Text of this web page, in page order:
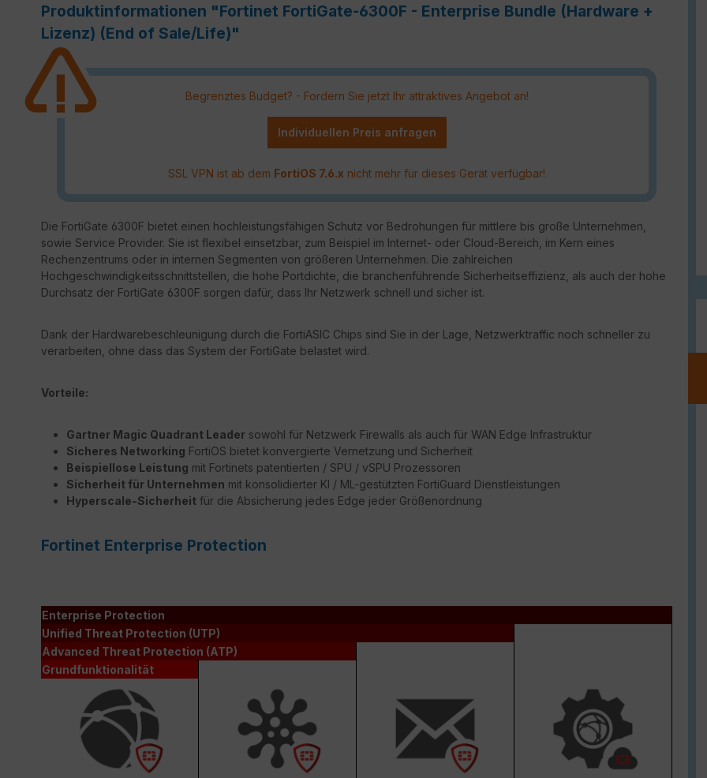
Produktinformationen "Fortinet FortiGate-6300F - Enterprise Bundle (Hardware +
Lizenz) (End of Sale/Life)"
Begrenztes Budget? - Fordern Sie jetzt Ihr attraktives Angebot an!
Individuellen Preis anfragen
SSL VPN ist ab dem FortiOS 7.6.x nicht mehr für dieses Gerät verfügbar!
Die FortiGate 6300F bietet einen hochleistungsfähigen Schutz vor Bedrohungen für mittlere bis große Unternehmen,
sowie Service Provider. Sie ist flexibel einsetzbar, zum Beispiel im Internet- oder Cloud-Bereich, im Kern eines
Rechenzentrums oder in internen Segmenten von größeren Unternehmen. Die zahlreichen
Hochgeschwindigkeitsschnittstellen, die hohe Portdichte, die branchenführende Sicherheitseffizienz, als auch der hohe
Durchsatz der FortiGate 6300F sorgen dafür, dass Ihr Netzwerk schnell und sicher ist.
Dank der Hardwarebeschleunigung durch die FortiASIC Chips sind Sie in der Lage, Netzwerktraffic noch schneller zu
verarbeiten, ohne dass das System der FortiGate belastet wird.
Vorteile:
Gartner Magic Quadrant Leader sowohl für Netzwerk Firewalls als auch für WAN Edge Infrastruktur
Sicheres Networking FortiOS bietet konvergierte Vernetzung und Sicherheit
Beispiellose Leistung mit Fortinets patentierten / SPU / vSPU Prozessoren
Sicherheit für Unternehmen mit konsolidierter KI / ML-gestützten FortiGuard Dienstleistungen
Hyperscale-Sicherheit für die Absicherung jedes Edge jeder Größenordnung
Fortinet Enterprise Protection
Enterprise Protection
Unified Threat Protection (UTP)
Advanced Threat Protection (ATP)
Grundfunktionalität